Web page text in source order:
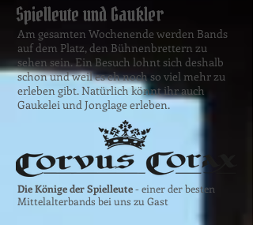
Spielleute und Gaukler
Am gesamten Wochenende werden Bands
auf dem Platz, den Bühnenbrettern zu
sehen sein. Ein Besuch lohnt sich deshalb
schon und weil es eh noch so viel mehr zu
erleben gibt. Natürlich könnt ihr auch
Gaukelei und Jonglage erleben.
Die Könige der Spielleute- einer der besten
Mittelalterbands bei uns zu Gast